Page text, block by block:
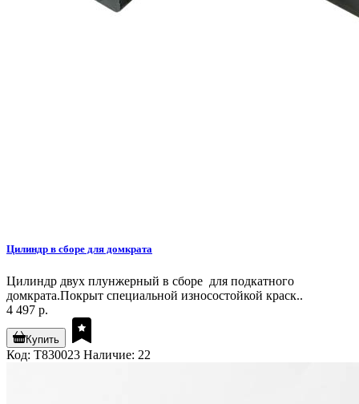
Цилиндр в сборе для домкрата
Цилиндр двух плунжерный в сборе для подкатного
домкрата.Покрыт специальной износостойкой краск..
4 497 р.
Купить
Код: T830023 Наличие: 22